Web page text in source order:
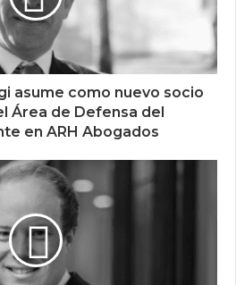
asume como nuevo socio
Área de Defensa del
en ARH Abogados